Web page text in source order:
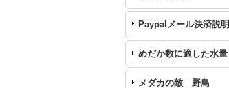
Paypalメール決済説明
めだか数に適した水量
メダカの敵 野鳥